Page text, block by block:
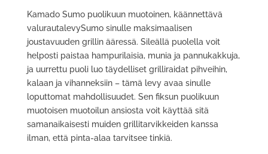
55
euroa
Kamado Sumo puolikuun muotoinen, käännettävä
valurautalevySumo sinulle maksimaalisen
joustavuuden grillin ääressä. Sileällä puolella voit
helposti paistaa hampurilaisia, munia ja pannukakkuja,
ja uurrettu puoli luo täydelliset grilliraidat pihveihin,
kalaan ja vihanneksiin – tämä levy avaa sinulle
loputtomat mahdollisuudet. Sen fiksun puolikuun
muotoisen muotoilun ansiosta voit käyttää sitä
samanaikaisesti muiden grillitarvikkeiden kanssa
ilman, että pinta-alaa tarvitsee tinkiä.